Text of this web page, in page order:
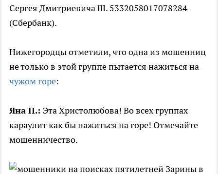
Сергея Дмитриевича Ш. 5332058017078284
(Сбербанк).
Нижегородцы отметили, что одна из мошенниц
не только в этой группе пытается нажиться на
чужом горе:
Яна П.: Эта Христолюбова! Во всех группах
караулит как бы нажиться на горе! Отмечайте
мошенничество.